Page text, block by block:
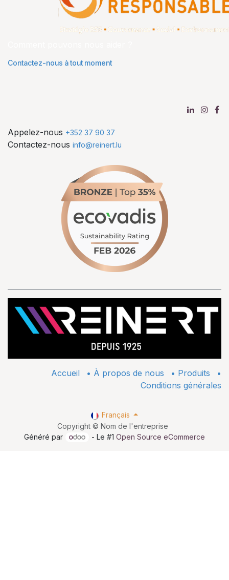
Contactez-nous à tout moment
Appelez-nous +352 37 90 37
Contactez-nous info@reinert.lu
Accueil • À propos de nous • ​Produits
•
Conditions générales
Copyright © Nom de l'entreprise
Français
Généré par - Le #1Open Source eCommerce